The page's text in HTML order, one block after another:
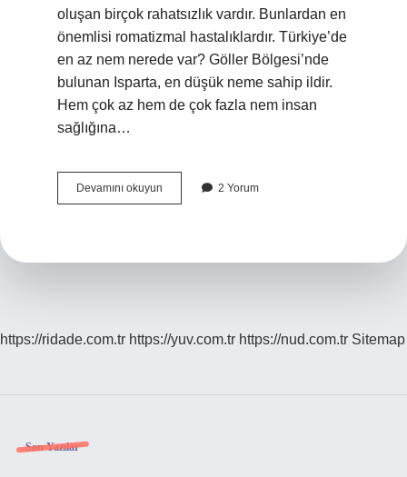
oluşan birçok rahatsızlık vardır. Bunlardan en
önemlisi romatizmal hastalıklardır. Türkiye’de
en az nem nerede var? Göller Bölgesi’nde
bulunan Isparta, en düşük neme sahip ildir.
Hem çok az hem de çok fazla nem insan
sağlığına…
Devamını okuyun Karadenizde
Nem
2 Yorum
https://ridade.com.tr https://yuv.com.tr https://nud.com.tr Sitemap
Sidebar
Son Yazılar